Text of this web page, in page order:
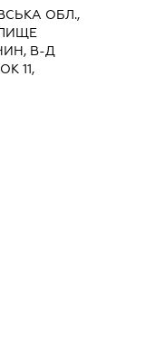
ОБЛ.,
В-Д
11,